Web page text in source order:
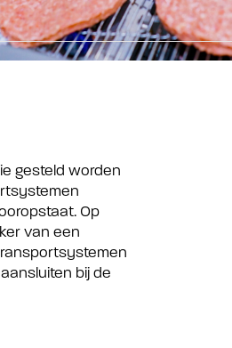
gesteld worden
Op
van een
bij de